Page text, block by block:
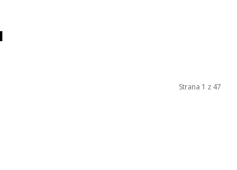
Strana 1 z 47